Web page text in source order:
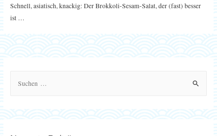
Schnell, asiatisch, knackig: Der Brokkoli-Sesam-Salat, der (fast) besser
ist …